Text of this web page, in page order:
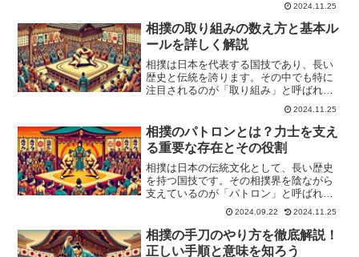
います。大相撲で行われる試合は「取り
組み」と呼ばれ、力士同士が全力を尽く
して勝敗を争う場面は観客...
2024.11.25
相撲の取り組みの数え方と基本ル
ールを詳しく解説
相撲は日本を代表する国技であり、長い
歴史と伝統を誇ります。その中でも特に
注目されるのが「取り組み」と呼ばれる
やルールには独特の仕組みがあり、観戦
をより深く楽しむためには知識が不可欠
です。この記事では、相撲...
2024.11.25
相撲のパトロンとは？力士を支え
る重要な存在とその役割
相撲は日本の伝統文化として、長い歴史
を持つ国技です。その相撲界を陰ながら
支えているのが「パトロン」と呼ばれる
存在です。パトロンは、力士や相撲部屋
に対して経済的な支援を行う重要な役割
を担っており、相撲文化の発展に大きく
貢献しています。しかし、...
2024.09.22 2024.11.25
相撲の手刀のやり方を徹底解説！
正しい手順と意味を知ろう